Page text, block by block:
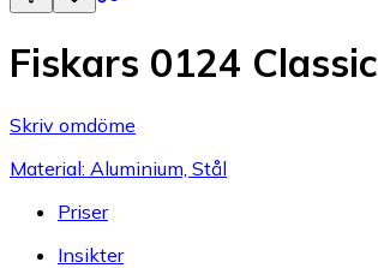
Fiskars 0124 Classic
Skriv omdöme
Material: Aluminium, Stål
Priser
Insikter